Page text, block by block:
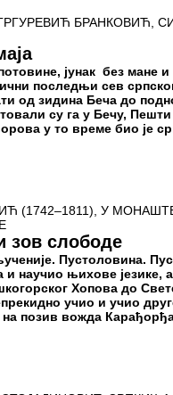
БРАНКОВИЋ,
јунак без мане
последњи сев
од зидина Беча до
су га у Бечу,
у то време био је
(1742–1811), У
зов слободе
Пустоловина.
и научио њихове језике,
Хопова до
учио и учио
позив вожда